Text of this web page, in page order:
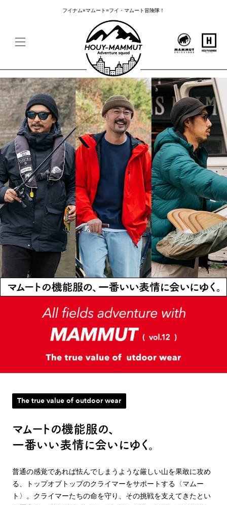
フイナム×マムート=フイ・マムート冒険隊！
The true value of outdoor wear
マムートの機能服の、
一番いい表情に会いにゆく。
普通の感覚であれば怯んでしまうような厳しい山を果敢に攻め
る、トップオブトップのクライマーをサポートする〈マムー
ト〉。クライマーたちの命を守り、その挑戦を支えてきたとい